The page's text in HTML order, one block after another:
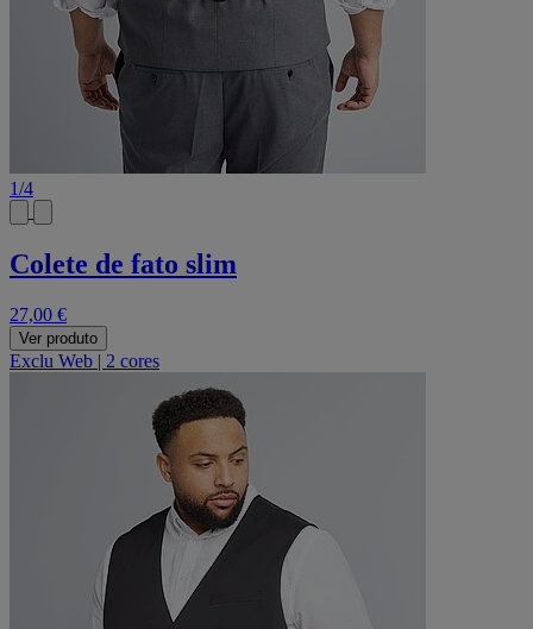
1/4
Colete de fato slim
27,00 €
Ver produto
Exclu Web | 2 cores